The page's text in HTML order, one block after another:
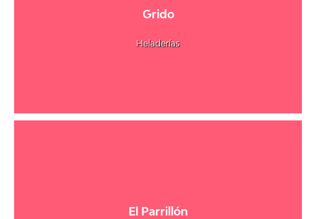
Grido
Heladerías
El Parrillón